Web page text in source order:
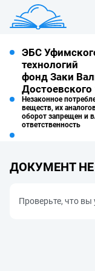
ЭБС
технологий
фонд Заки
Достоевского
Незаконное
веществ, их
оборот запрещен и
ответственность
ДОКУМЕНТ
Проверьте, что